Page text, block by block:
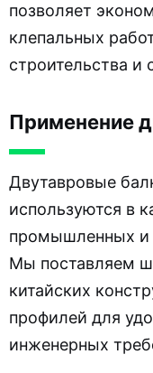
позволяет
клепальных
строительства и
Применение
Двутавровые
используются в
промышленных и
Мы поставляем
китайских
профилей для
инженерных